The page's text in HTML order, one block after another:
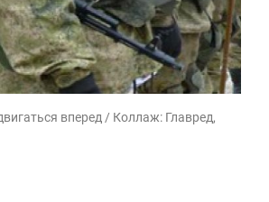
вперед / Коллаж: Главред,